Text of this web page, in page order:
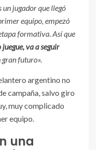
un jugador que llegó
equipo, empezó
formativa. Así que
va a seguir
futuro».
argentino no
campaña, salvo giro
muy complicado
equipo.
una